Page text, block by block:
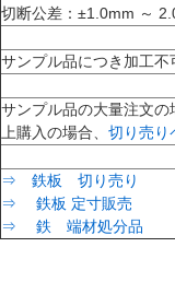
切断公差：±1.0mm ～
サンプル品につき加工不
サンプル品の大量注文
上購入の場合、 切り売り
⇒ 鉄板 切り売り
⇒ 鉄板 定寸販売
⇒ 鉄 端材処分品